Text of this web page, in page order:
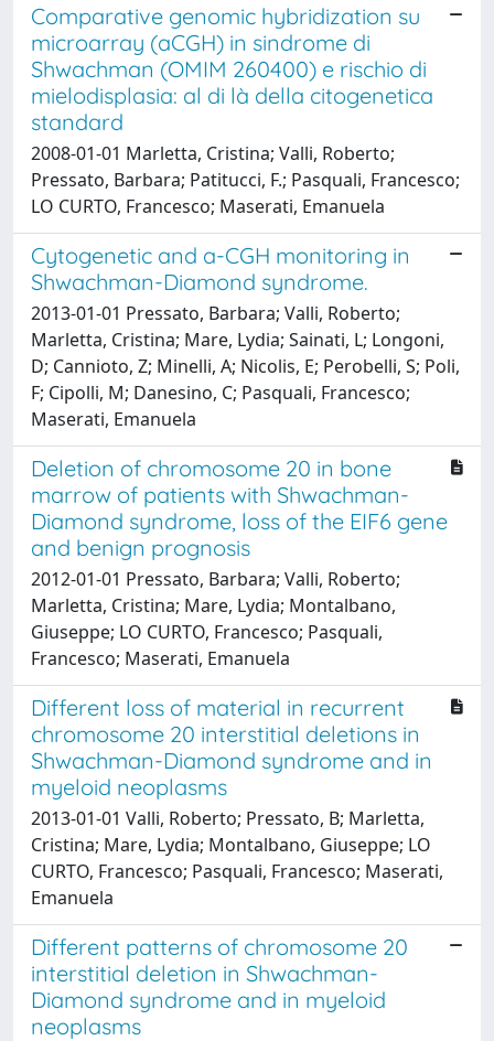
Comparative genomic hybridization su
microarray (aCGH) in sindrome di
Shwachman (OMIM 260400) e rischio di
mielodisplasia: al di là della citogenetica
standard
2008-01-01 Marletta, Cristina; Valli, Roberto;
Pressato, Barbara; Patitucci, F.; Pasquali, Francesco;
LO CURTO, Francesco; Maserati, Emanuela
Cytogenetic and a-CGH monitoring in
Shwachman-Diamond syndrome.
2013-01-01 Pressato, Barbara; Valli, Roberto;
Marletta, Cristina; Mare, Lydia; Sainati, L; Longoni,
D; Cannioto, Z; Minelli, A; Nicolis, E; Perobelli, S; Poli,
F; Cipolli, M; Danesino, C; Pasquali, Francesco;
Maserati, Emanuela
Deletion of chromosome 20 in bone
marrow of patients with Shwachman-
Diamond syndrome, loss of the EIF6 gene
and benign prognosis
2012-01-01 Pressato, Barbara; Valli, Roberto;
Marletta, Cristina; Mare, Lydia; Montalbano,
Giuseppe; LO CURTO, Francesco; Pasquali,
Francesco; Maserati, Emanuela
Different loss of material in recurrent
chromosome 20 interstitial deletions in
Shwachman-Diamond syndrome and in
myeloid neoplasms
2013-01-01 Valli, Roberto; Pressato, B; Marletta,
Cristina; Mare, Lydia; Montalbano, Giuseppe; LO
CURTO, Francesco; Pasquali, Francesco; Maserati,
Emanuela
Different patterns of chromosome 20
interstitial deletion in Shwachman-
Diamond syndrome and in myeloid
neoplasms